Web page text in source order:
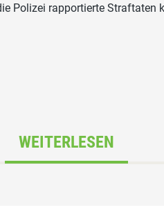
Polizei rapportierte Straftaten
WEITERLESEN